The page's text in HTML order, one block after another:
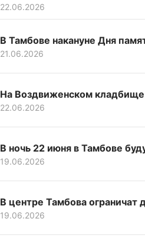
22.06.2026
В Тамбове накануне Дня
21.06.2026
На Воздвиженском
22.06.2026
В ночь 22 июня в Тамбове
19.06.2026
В центре Тамбова ограничат
19.06.2026